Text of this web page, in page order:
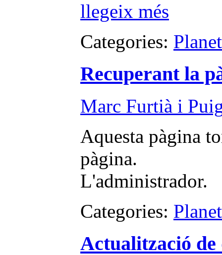
llegeix més
Categories:
Recuperant la
Marc Furtià i
Aquesta pàgina
pàgina.
L'administrador.
Categories:
Actualització